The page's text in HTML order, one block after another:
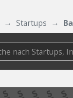
Startups